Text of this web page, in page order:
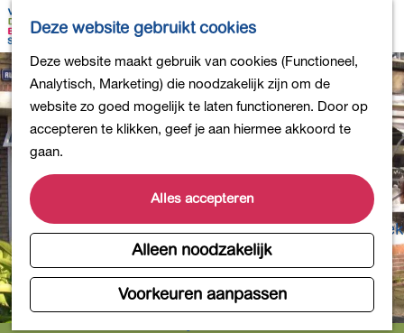
Deze website gebruikt cookies
Deze website maakt gebruik van cookies (Functioneel,
Analytisch, Marketing) die noodzakelijk zijn om de
website zo goed mogelijk te laten functioneren. Door op
accepteren te klikken, geef je aan hiermee akkoord te
gaan.
Alles accepteren
Alleen noodzakelijk
Voorkeuren aanpassen
G
a
n
a
a
r
d
e
h
o
m
e
K
a
r
t
Z
e
k
e
n
e
n
u
Bollen en Bloemen
Uit eten
DB4daagse - Inschrijven
Kinderactiviteiten
De natuur in
Musea en meer
Producten uit de Bollenstreek
Gezond en actief
Overnachten